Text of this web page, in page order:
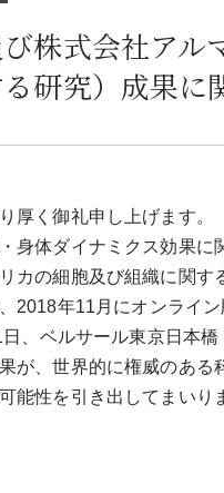
株式会社アル
る研究）成果
厚く御礼申し上げます。
身体ダイナミクス効果
カの細胞及び組織に関
2018年11月にオンライ
、ベルサール東京日本
が、世界的に権威のあ
能性を引き出してまいり